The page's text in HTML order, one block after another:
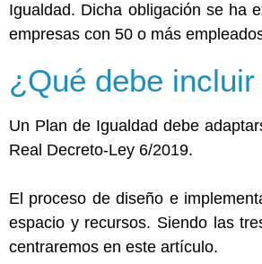
Igualdad. Dicha obligación se ha
empresas con 50 o más
¿Qué debe
Un Plan de Igualdad debe
Real Decreto-Ley 6/2019.
El proceso de diseño e
espacio y recursos. Siendo las
centraremos en este artículo.